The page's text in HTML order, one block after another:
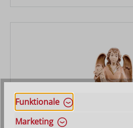
Funktionale
Marketing